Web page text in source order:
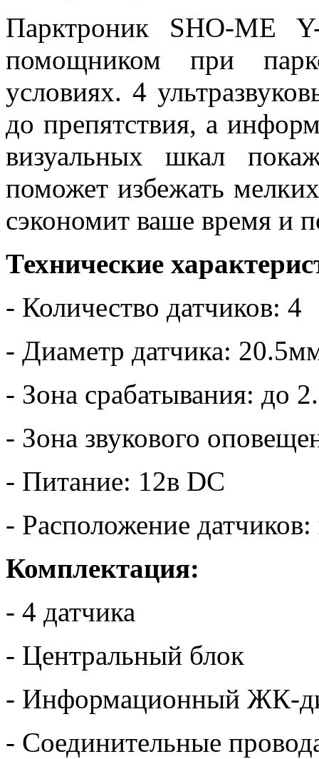
Парктроник SHO-ME
помощником при
условиях. 4
до препятствия, а
визуальных шкал
поможет избежать
сэкономит ваше время и
Технические
- Количество датчиков: 4
- Диаметр датчика:
- Зона срабатывания: до
- Зона звукового
- Питание: 12в DC
- Расположение
Комплектация:
- 4 датчика
- Центральный блок
- Информационный ЖК-
- Соединительные